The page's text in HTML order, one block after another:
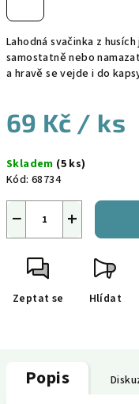
Lahodná svačinka z
samostatně nebo
a hravě se vejde i do
69 Kč / ks
cena:
Skladem (5 ks)
Kód: 68734
+
−
Zeptat se Hlídat
Popis